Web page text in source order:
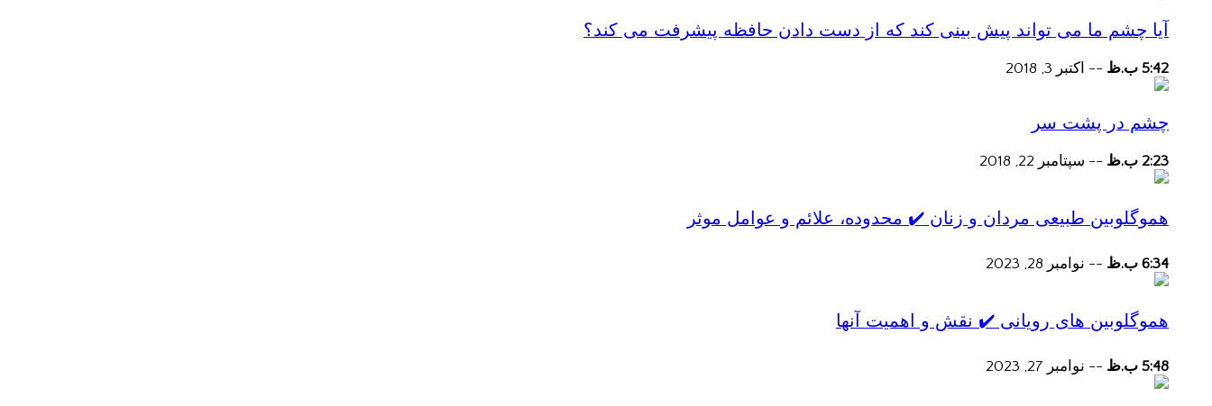
آیا چشم ما می تواند پیش بینی کند که از دست دادن حافظه پیشرفت می کند؟
5:42 ب.ظ -- اکتبر 3, 2018
چشم در پشت سر
2:23 ب.ظ -- سپتامبر 22, 2018
هموگلوبین طبیعی مردان و زنان ✔️ محدوده، علائم و عوامل موثر
6:34 ب.ظ -- نوامبر 28, 2023
هموگلوبین های رویانی ✔️ نقش و اهمیت آنها
5:48 ب.ظ -- نوامبر 27, 2023